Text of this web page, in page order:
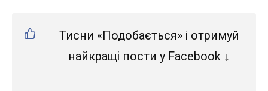
Тисни «Подобається» і отримуй
найкращі пости у Facebook ↓